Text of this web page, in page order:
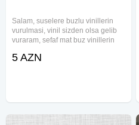
Salam, suselere buzlu vinillerin
vurulmasi, vinil sizden olsa gelib
vuraram, sefaf mat buz vinillerin
vinillerin montaji.Muxtelif olcu ve
5 AZN